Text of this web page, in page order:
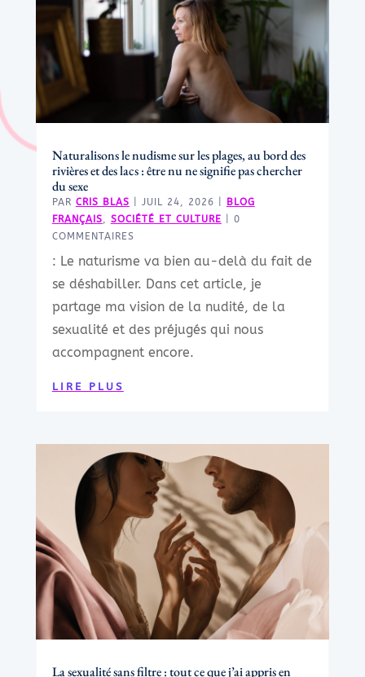
Naturalisons le nudisme sur les plages, au bord des
rivières et des lacs : être nu ne signifie pas chercher
du sexe
PAR CRIS BLAS JUIL 24, 2026
BLOG
FRANÇAIS, SOCIÉTÉ ET CULTURE | 0
COMMENTAIRES
: Le naturisme va bien au-delà du fait de
se déshabiller. Dans cet article, je
partage ma vision de la nudité, de la
sexualité et des préjugés qui nous
accompagnent encore.
LIRE PLUS
La sexualité sans filtre : tout ce que j’ai appris en